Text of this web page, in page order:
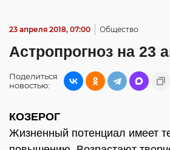
23 апреля 2018, 07:00 Общество
Астропрогноз на 23
Поделиться
новостью:
КОЗЕРОГ
Жизненный потенциал имеет